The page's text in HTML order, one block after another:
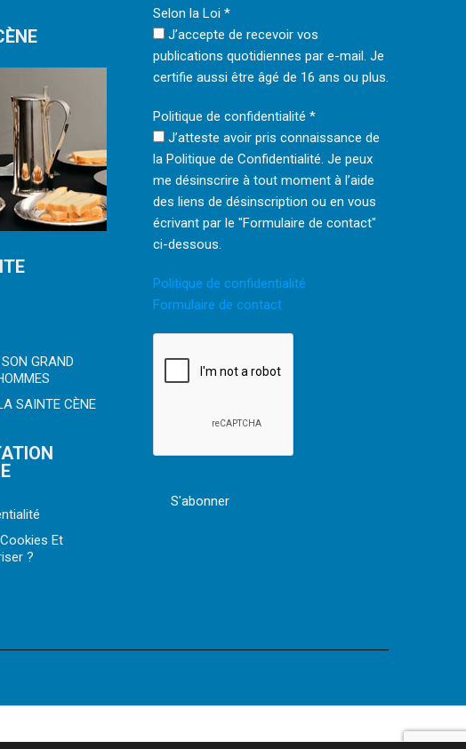
GRAND
SAINTE CÈNE
Et
?
Selon la Loi *
J’accepte de recevoir vos
publications quotidiennes par e-mail. Je
certifie aussi être âgé de 16 ans ou plus.
Politique de confidentialité *
J’atteste avoir pris connaissance de
la Politique de Confidentialité. Je peux
me désinscrire à tout moment à l’aide
des liens de désinscription ou en vous
écrivant par le "Formulaire de contact"
ci-dessous.
Politique de confidentialité
Formulaire de contact